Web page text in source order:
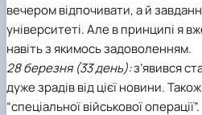
вечером відпочивати, а й
університеті. Але в принципі я
навіть з якимось задоволенням.
28 березня (33 день):з’явився
дуже зрадів від цієї новини.
“спеціальної військової операції”.